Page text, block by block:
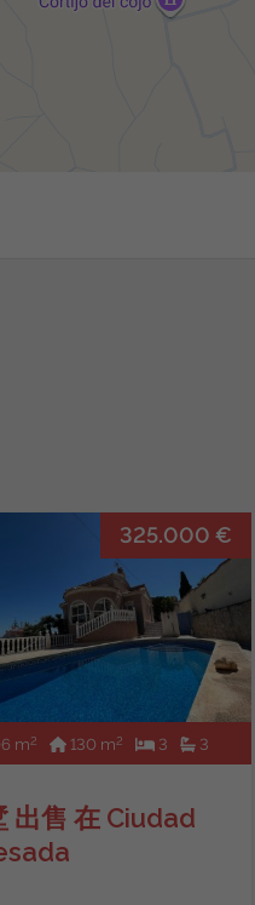
325.000 €
m2 130 m2 3 3
出售 在 Ciudad